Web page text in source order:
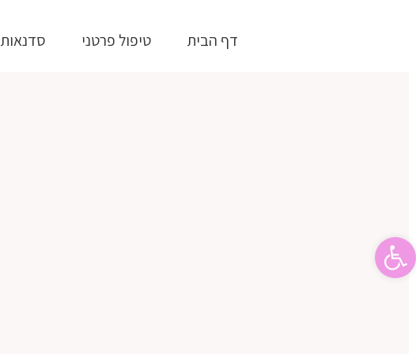
פתח סרגל נגישות
דף הבית טיפול פרטני סדנאות